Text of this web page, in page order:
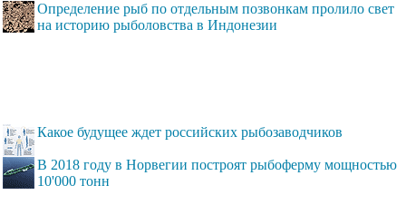
Определение рыб по отдельным позвонкам пролило свет
на историю рыболовства в Индонезии
Какое будущее ждет российских рыбозаводчиков
В 2018 году в Норвегии построят рыбоферму мощностью
10'000 тонн